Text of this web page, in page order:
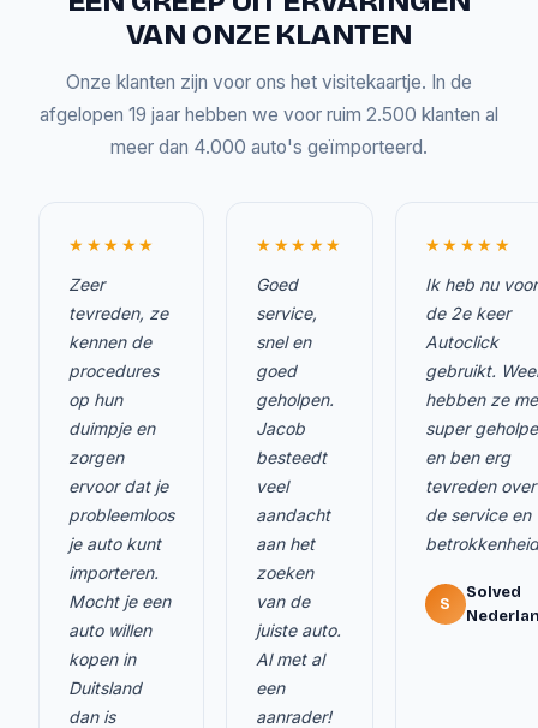
VAN ONZE KLANTEN
Onze klanten zijn voor ons het visitekaartje. In de
afgelopen 19 jaar hebben we voor ruim 2.500 klanten al
meer dan 4.000 auto's geïmporteerd.
★★★★★
Zeer
tevreden, ze
kennen de
procedures
op hun
duimpje en
zorgen
ervoor dat je
probleemloos
je auto kunt
importeren.
Mocht je een
auto willen
kopen in
Duitsland
dan is
★★★★★
Goed
service,
snel en
goed
geholpen.
Jacob
besteedt
veel
aandacht
aan het
zoeken
van de
juiste auto.
Al met al
een
aanrader!
★★★★★
Ik heb nu voor
de 2e keer
Autoclick
gebruikt.
hebben ze me
super
en ben erg
tevreden over
de service en
S
Solved